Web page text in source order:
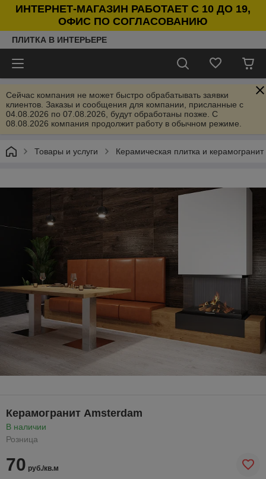
ИНТЕРНЕТ-МАГАЗИН РАБОТАЕТ С 10 ДО 19,
ОФИС ПО СОГЛАСОВАНИЮ
ПЛИТКА В ИНТЕРЬЕРЕ
Сейчас компания не может быстро обрабатывать заявки
клиентов. Заказы и сообщения для компании, присланные с
04.08.2026 по 07.08.2026, будут обработаны позже. С
08.08.2026 компания продолжит работу в обычном режиме.
Товары и услуги Керамическая плитка и
Керамогранит Amsterdam
В наличии
Розница
70 руб./кв.м